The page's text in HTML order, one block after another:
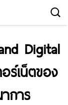
Digital
ร์เน็ตของ
การ